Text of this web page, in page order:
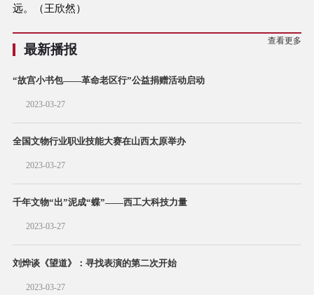
远。（王欣然）
最新播报
查看更多
“故宫小书包——革命老区行”公益捐赠活动启动
2023-03-27
全国文物行业职业技能大赛在山西太原举办
2023-03-27
千年文物“出”泥成“蝶”——西工大科技力量
2023-03-27
刘烨谈《望道》：寻找表演的第二次开始
2023-03-27